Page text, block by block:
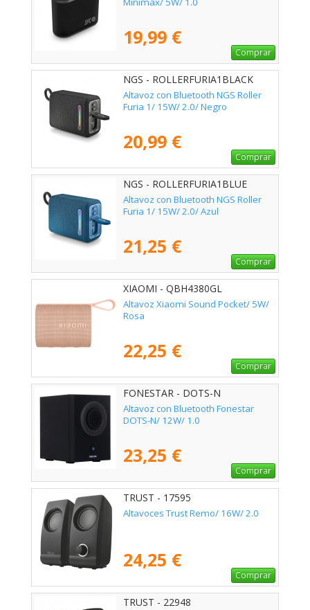
19,99 €
Comprar
NGS - ROLLERFURIA1BLACK
Altavoz con Bluetooth NGS Roller
Furia 1/ 15W/ 2.0/ Negro
20,99 €
Comprar
NGS - ROLLERFURIA1BLUE
Altavoz con Bluetooth NGS Roller
Furia 1/ 15W/ 2.0/ Azul
21,25 €
Comprar
XIAOMI - QBH4380GL
Altavoz Xiaomi Sound Pocket/ 5W/
Rosa
22,25 €
Comprar
FONESTAR - DOTS-N
Altavoz con Bluetooth Fonestar
DOTS-N/ 12W/ 1.0
23,25 €
Comprar
TRUST - 17595
Altavoces Trust Remo/ 16W/ 2.0
24,25 €
Comprar
TRUST - 22948